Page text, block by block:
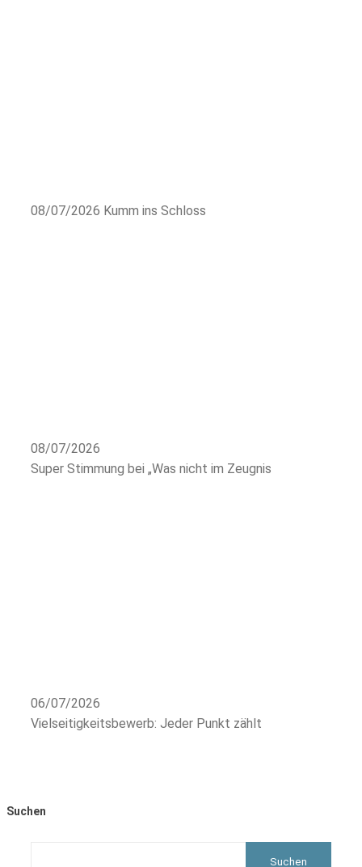
08/07/2026 Kumm ins Schloss
08/07/2026
Super Stimmung bei „Was nicht im Zeugnis
06/07/2026
Vielseitigkeitsbewerb: Jeder Punkt zählt
Suchen
Suchen